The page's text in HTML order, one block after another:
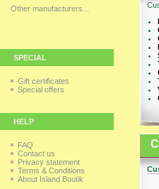
Other manufacturers...
SPECIAL
Gift certificates
Special offers
HELP
FAQ
Contact us
Privacy statement
Terms & Conditions
About Island Boutik